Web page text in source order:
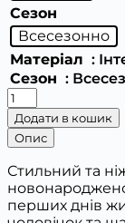
Сезон
Всесезонно
Матеріал :
Сезон :
Чоловічок
для
NEWBORN
кількість
Додати в кошик
Опис
Стильний та
перших днів